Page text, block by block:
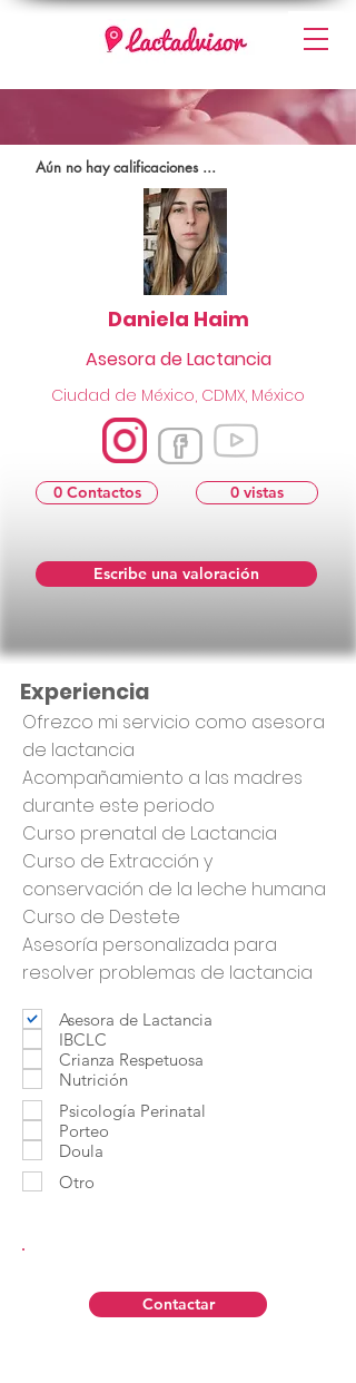
Aún no hay calificaciones ...
Escribe una valoración
0 Contactos
Ciudad de México, CDMX, México
Daniela Haim
Asesora de Lactancia
0 vistas
Ofrezco mi servicio como asesora
de lactancia
Acompañamiento a las madres
durante este periodo
Curso prenatal de Lactancia
Curso de Extracción y
conservación de la leche humana
Curso de Destete
Asesoría personalizada para
resolver problemas de lactancia
Asesora de Lactancia
IBCLC
Crianza Respetuosa
Nutrición
Psicología Perinatal
Porteo
Doula
Otro
Contactar
Experiencia